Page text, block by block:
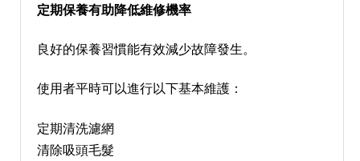
定期保養有助降低維修機率
良好的保養習慣能有效減少故障發生。
使用者平時可以進行以下基本維護：
定期清洗濾網
清除吸頭毛髮